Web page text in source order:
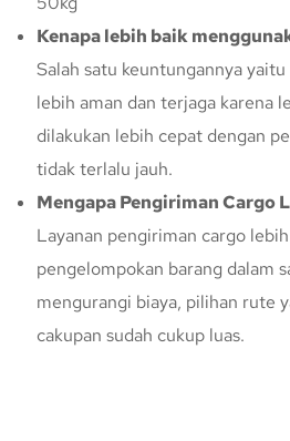
Kenapa lebih baik
Salah satu keuntungannya
lebih aman dan terjaga karena
dilakukan lebih cepat dengan
tidak terlalu jauh.
Mengapa Pengiriman Cargo
Layanan pengiriman cargo
pengelompokan barang dalam
mengurangi biaya, pilihan rute
cakupan sudah cukup luas.